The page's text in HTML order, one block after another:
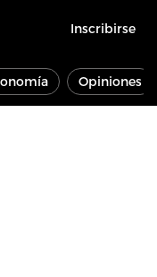
Inscribirse
Opiniones